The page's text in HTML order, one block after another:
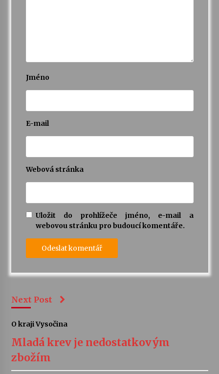
Jméno
E-mail
Webová stránka
Uložit do prohlížeče jméno, e-mail a
webovou stránku pro budoucí komentáře.
Next Post
O kraji Vysočina
Mladá krev je nedostatkovým
zbožím